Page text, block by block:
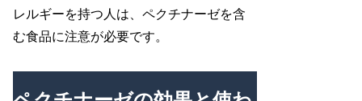
レルギーを持つ人は、ペクチナーゼを含
む食品に注意が必要です。